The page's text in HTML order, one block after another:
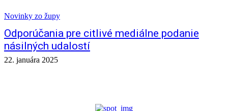
Novinky zo župy
Odporúčania pre citlivé mediálne podanie
násilných udalostí
22. januára 2025